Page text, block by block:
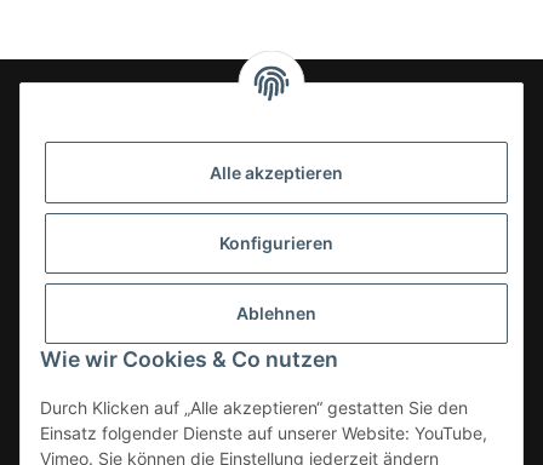
Alle akzeptieren
Konfigurieren
Ablehnen
Wie wir Cookies & Co nutzen
Durch Klicken auf „Alle akzeptieren“ gestatten Sie den
Einsatz folgender Dienste auf unserer Website: YouTube,
Vimeo. Sie können die Einstellung jederzeit ändern
24-7en Kioskbedarf GmbH
- Sezer Kahveci & Cengiz Inci
33142 Büren, Deutschland
Kategorien
Informationen